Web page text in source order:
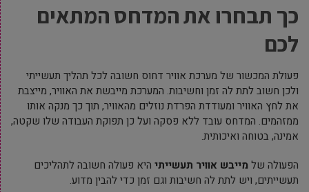
כך תבחרו את המדחס המתאים
לכם
פעולת המכשור של מערכת אוויר דחוס חשובה לכל תהליך תעשייתי
ולכן חשוב לתת לה זמן וחשיבות. המערכת מייבשת את האוויר, מייצבת
את לחץ האוויר ומעודדת הפרדת נוזלים מהאוויר, תוך כך מנקה אותו
ממזהמים. המדחס עובד ללא פסקה ועל כן תפוקת העבודה שלו שקטה,
אמינה, בטוחה ואיכותית.
הפעולה של מייבש אוויר תעשייתי היא פעולה חשובה לתהליכים
תעשייתים, ויש לתת לה חשיבות וגם זמן כדי להבין מדוע.